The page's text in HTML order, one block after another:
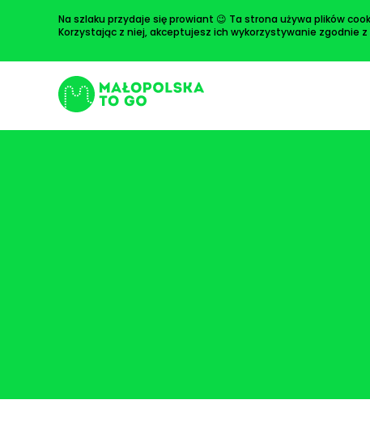
Ложкарство у Новиці
Na szlaku przydaje się prowiant 😉 Ta strona używa plików
Korzystając z niej, akceptujesz ich wykorzystywanie zgodnie z